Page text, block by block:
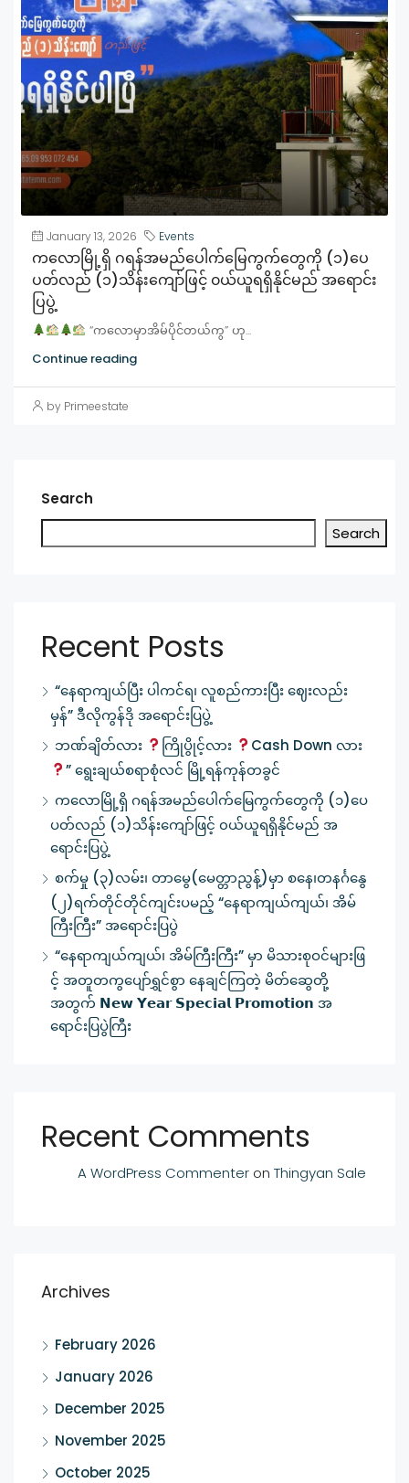
January 13, 2026 Events
ကလောမြို့ရှိ ဂရန်အမည်ပေါက်မြေကွက်တွေကို (၁)ပေ
ပတ်လည် (၁)သိန်းကျော်ဖြင့် ၀ယ်ယူရရှိနိုင်မည် အရောင်း
ပြပွဲ့
“ကလောမှာအိမ်ပိုင်တယ်ကွ” ဟု...
Continue reading
by Primeestate
Search
Search
Recent Posts
“နေရာကျယ်ပြီး ပါကင်ရ၊ လူစည်ကားပြီး ဈေးလည်း
မှန်” ဒီလိုကွန်ဒို အရောင်းပြပွဲ့
ဘဏ်ချိတ်လား
ကြိုပွိုင့်လား
Cash Down လား
” ရွေးချယ်စရာစုံလင် မြို့ရန်ကုန်တခွင်
ကလောမြို့ရှိ ဂရန်အမည်ပေါက်မြေကွက်တွေကို (၁)ပေ
ပတ်လည် (၁)သိန်းကျော်ဖြင့် ၀ယ်ယူရရှိနိုင်မည် အ
ရောင်းပြပွဲ့
စက်မှု (၃)လမ်း၊ တာမွေ(မေတ္တာညွန့်)မှာ စနေ၊တနင်္ဂနွေ
(၂)ရက်တိုင်တိုင်ကျင်းပမည့် “နေရာကျယ်ကျယ်၊ အိမ်
ကြီးကြီး” အရောင်းပြပွဲ
“နေရာကျယ်ကျယ်၊ အိမ်ကြီးကြီး” မှာ မိသားစုဝင်များဖြ
င့် အတူတကွပျော်ရွှင်စွာ နေချင်ကြတဲ့ မိတ်ဆွေတို့
အတွက် 𝗡𝗲𝘄 𝗬𝗲𝗮𝗿 𝗦𝗽𝗲𝗰𝗶𝗮𝗹 𝗣𝗿𝗼𝗺𝗼𝘁𝗶𝗼𝗻 အ
ရောင်းပြပွဲကြီး
Recent Comments
A WordPress Commenter on Thingyan Sale
Archives
February 2026
January 2026
December 2025
November 2025
October 2025